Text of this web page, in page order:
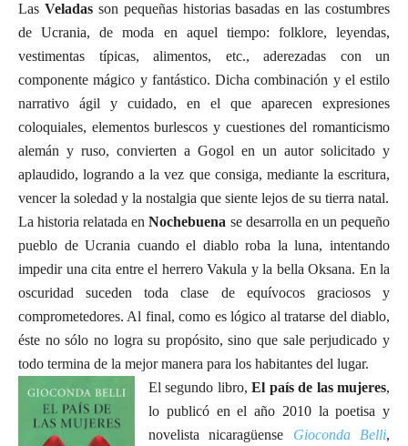
Las Veladasson pequeñas historias basadas en las costumbres
de Ucrania, de moda en aquel tiempo: folklore, leyendas,
vestimentas típicas, alimentos, etc., aderezadas con un
componente mágico y fantástico. Dicha combinación y el estilo
narrativo ágil y cuidado, en el que aparecen expresiones
coloquiales, elementos burlescos y cuestiones del romanticismo
alemán y ruso, convierten a Gogol en un autor solicitado y
aplaudido, logrando a la vez que consiga, mediante la escritura,
vencer la soledad y la nostalgia que siente lejos de su tierra natal.
La historia relatada enNochebuena se desarrolla en un pequeño
pueblo de Ucrania cuando el diablo roba la luna, intentando
impedir una cita entre el herrero Vakula y la bella Oksana. En la
oscuridad suceden toda clase de equívocos graciosos y
comprometedores. Al final, como es lógico al tratarse del diablo,
éste no sólo no logra su propósito, sino que sale perjudicado y
todo termina de la mejor manera para los habitantes del lugar.
El segundo libro,El país de las mujeres,
lo publicó en el año 2010 la poetisa y
novelista nicaragüense
Gioconda Belli,